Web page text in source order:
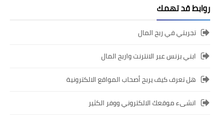
روابط قد تهمك
تجربتي في ربح المال
ابني بزنس عبر الانترنت واربح المال
هل تعرف كيف يربح أصحاب المواقع الالكترونية
انشىء موقعك الالكتروني ووفر الكثير